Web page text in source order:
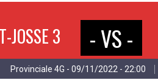
JOSSE 3 - VS -
Provinciale 4G - 09/11/2022 - 22:00